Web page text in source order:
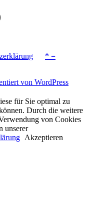
* =
von WordPress
für Sie optimal zu
Durch die weitere
von Cookies
unserer
Akzeptieren